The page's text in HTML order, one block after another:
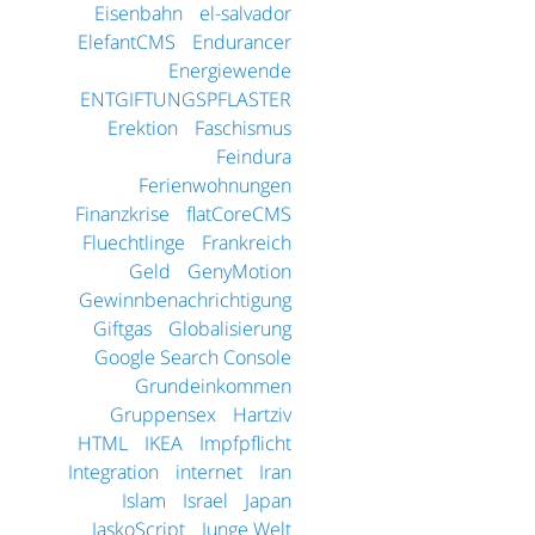
Eisenbahn
el-salvador
ElefantCMS
Endurancer
Energiewende
ENTGIFTUNGSPFLASTER
Erektion
Faschismus
Feindura
Ferienwohnungen
Finanzkrise
flatCoreCMS
Fluechtlinge
Frankreich
Geld
GenyMotion
Gewinnbenachrichtigung
Giftgas
Globalisierung
Google Search Console
Grundeinkommen
Gruppensex
Hartziv
HTML
IKEA
Impfpflicht
Integration
internet
Iran
Islam
Israel
Japan
JaskoScript
Junge Welt